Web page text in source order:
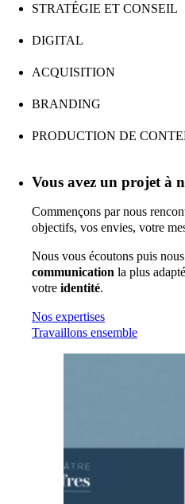
STRATÉGIE ET CONSEIL
DIGITAL
ACQUISITION
BRANDING
PRODUCTION DE
Vous avez un projet à
Commençons par nous
objectifs, vos envies, votre
Nous vous écoutons puis
communication la plus
votre identité.
Nos expertises
Travaillons ensemble